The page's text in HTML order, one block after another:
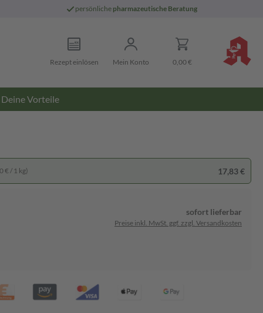
persönliche pharmazeutische Beratung
Rezept einlösen Mein Konto 0,00 €
Deine Vorteile
€ / 1 kg) 17,83 €
sofort lieferbar
Preise inkl. MwSt. ggf. zzgl. Versandkosten